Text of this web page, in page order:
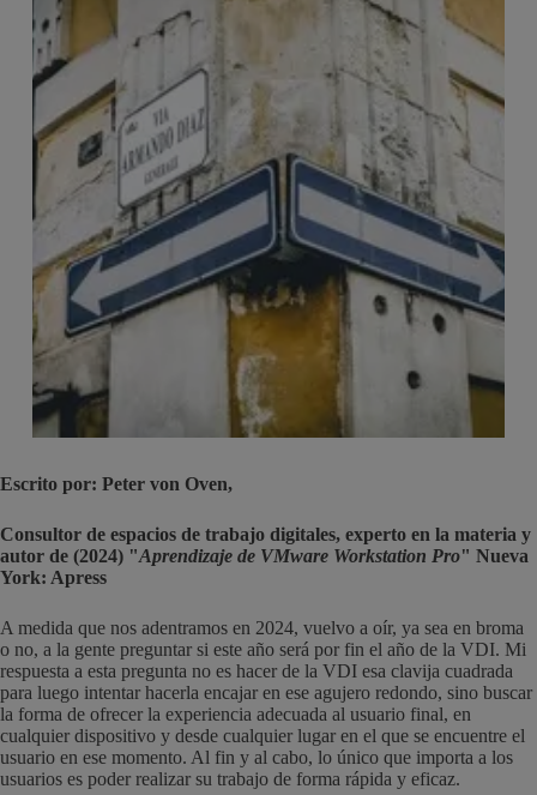
Escrito por: Peter von Oven,
Consultor de espacios de trabajo digitales, experto en la materia y
autor de (2024) "Aprendizaje de VMware Workstation Pro" Nueva
York: Apress
A medida que nos adentramos en 2024, vuelvo a oír, ya sea en broma
o no, a la gente preguntar si este año será por fin el año de la VDI. Mi
respuesta a esta pregunta no es hacer de la VDI esa clavija cuadrada
para luego intentar hacerla encajar en ese agujero redondo, sino buscar
la forma de ofrecer la experiencia adecuada al usuario final, en
cualquier dispositivo y desde cualquier lugar en el que se encuentre el
usuario en ese momento. Al fin y al cabo, lo único que importa a los
usuarios es poder realizar su trabajo de forma rápida y eficaz.